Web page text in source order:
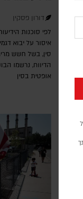
דורון פסקין
לפי סוכנות
איסור על יבוא
סין, בשל חשש
הדיווח, נרשמו
אופטית בסין